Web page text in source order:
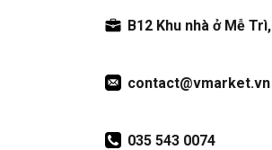
B12 Khu nhà ở Mễ
contact@vmarket.vn
035 543 0074